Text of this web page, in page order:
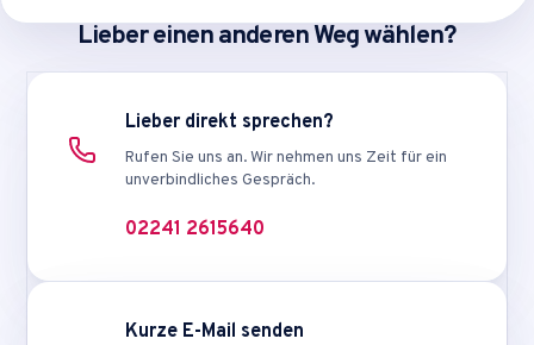
Lieber einen anderen Weg wählen?
Lieber direkt sprechen?
Rufen Sie uns an. Wir nehmen uns Zeit für ein
unverbindliches Gespräch.
02241 2615640
Kurze E-Mail senden